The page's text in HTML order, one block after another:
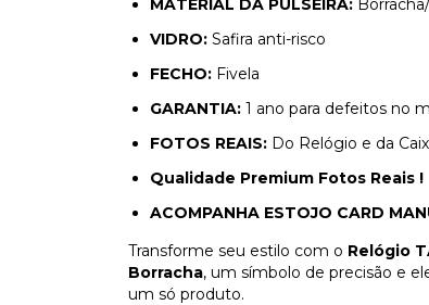
MATERIAL DA PULSEIRA:
VIDRO: Safira anti-risco
FECHO: Fivela
GARANTIA: 1 ano para defeitos no
FOTOS REAIS: Do Relógio e da
Qualidade Premium Fotos Reais !
ACOMPANHA ESTOJO CARD
Transforme seu estilo com o Relógio
Borracha, um símbolo de precisão e
um só produto.